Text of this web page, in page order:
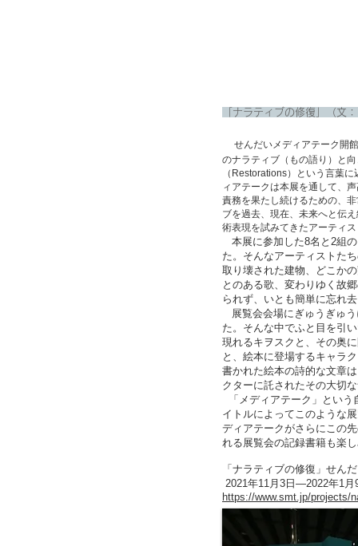
「ナラティブの修復」（文
せんだいメディアテーク開
のナラティブ（もの語り）と
（Restorations）という言葉
ィアテークは本展を通して、
責務を果たし続けるための、
ブを過去、現在、未来へと伝
術表現を試みてきたアーティ
本展に参加した8名と2組
た。そんなアーティストた
取り壊された建物、どこか
とのある歌、変わりゆく故
られず、いとも簡単に忘れ
展覧会会場にぎゅうぎゅ
た。そんな中でふと目を引
現れるキヲスクと、その奥
と、絵本に登場するキャラ
書かれた絵本の詩的な文章
クターに託されたその大切
「メディアテーク」という
イトルによってこのような
ディアテークがさらにこの
れる展覧会の記録書籍も楽
「ナラティブの修復」せん
2021年11月3日―2022年1月
https://www.smt.jp/projects/